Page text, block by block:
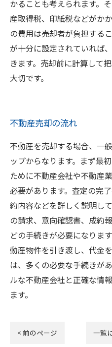
かることも考えられます。
産取得税、印紙税などがか
の費用は売却者が負担する
が十分に設定されていれば
きます。売却前に計算して
大切です。
不動産売却の流れ
不動産を売却する場合、一
ップからなります。まず最
ために不動産会社や不動産
必要があります。査定の完
約内容などを詳しく説明し
の請求、意向確認書、成約
どの手続きが必要になりま
動産物件を引き渡し、代金
は、多くの必要な手続きが
ルな不動産会社と正確な情
ます。
< 前のページ 一覧